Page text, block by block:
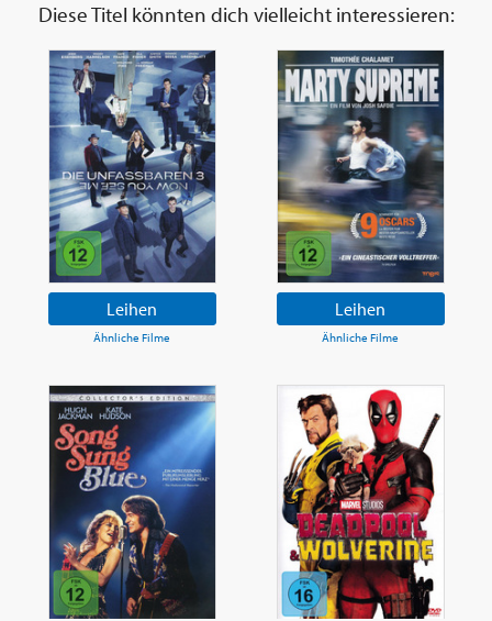
Diese Titel könnten dich vielleicht interessieren:
Leihen
Ähnliche Filme
Leihen
Ähnliche Filme